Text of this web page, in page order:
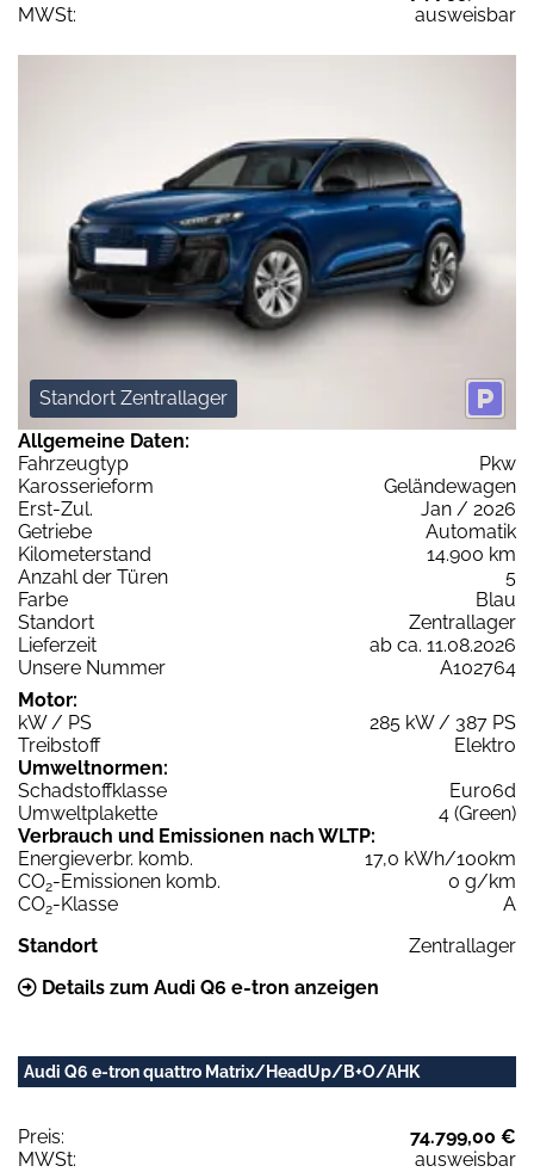
MWSt:
ausweisbar
Standort Zentrallager
Allgemeine Daten:
Fahrzeugtyp
Pkw
Karosserieform
Geländewagen
Erst-Zul.
Jan / 2026
Getriebe
Automatik
Kilometerstand
14.900 km
Anzahl der Türen
5
Farbe
Blau
Standort
Zentrallager
Lieferzeit
ab ca. 11.08.2026
Unsere Nummer
A102764
Motor:
kW / PS
285 kW / 387 PS
Treibstoff
Elektro
Umweltnormen:
Schadstoffklasse
Euro6d
Umweltplakette
4 (Green)
Verbrauch und Emissionen nach WLTP:
Energieverbr. komb.
17,0 kWh/100km
CO2-Emissionen komb.
0 g/km
CO2-Klasse
A
Standort
Zentrallager
Details zum Audi Q6 e-tron anzeigen
Audi Q6 e-tron quattro Matrix/HeadUp/B+O/AHK
Preis:
74.799,00 €
MWSt:
ausweisbar